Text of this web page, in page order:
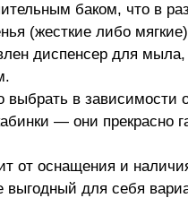
баком, что в
(жесткие либо
диспенсер для мыла,
в
— они прекрасно
от оснащения и
для себя